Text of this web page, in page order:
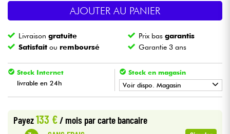
Batteries & Percu
Vents
Violons & Quatuor
Eveil Musical
Câbles & Access.
AJOUTER AU PANIER
Livraisongratuite Prix basgarantis
Satisfait ou remboursé Garantie 3 ans
Stock Internet
livrable en 24h
Stock en magasin
Voir dispo. Magasin
• BRUXELLES
Payez133 €/ mois par carte bancaire